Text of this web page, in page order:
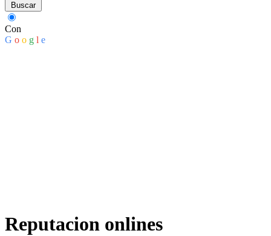
Buscar
Con
G o o g l e
Reputacion onlines